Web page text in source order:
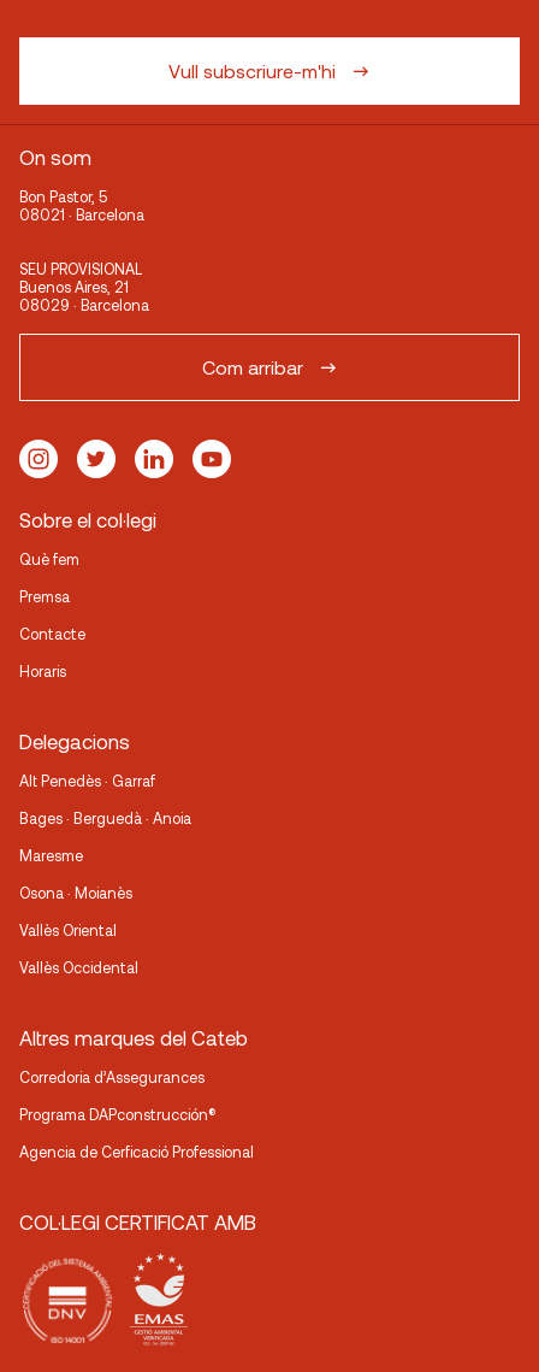
Vull subscriure-m'hi
On som
Bon Pastor, 5
08021 · Barcelona
SEU PROVISIONAL
Buenos Aires, 21
08029 · Barcelona
Com arribar
Sobre el col·legi
Què fem
Premsa
Contacte
Horaris
Delegacions
Alt Penedès · Garraf
Bages · Berguedà · Anoia
Maresme
Osona · Moianès
Vallès Oriental
Vallès Occidental
Altres marques del Cateb
Corredoria d’Assegurances
Programa DAPconstrucción®
Agencia de Cerficació Professional
COL·LEGI CERTIFICAT AMB